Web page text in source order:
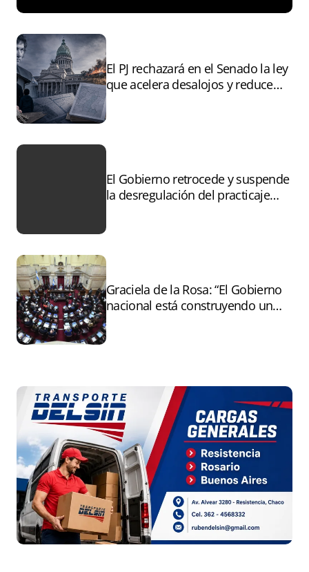
El PJ rechazará en el Senado la ley
que acelera desalojos y reduce
El Gobierno retrocede y suspende
la desregulación del practicaje
Graciela de la Rosa: “El Gobierno
nacional está construyendo un